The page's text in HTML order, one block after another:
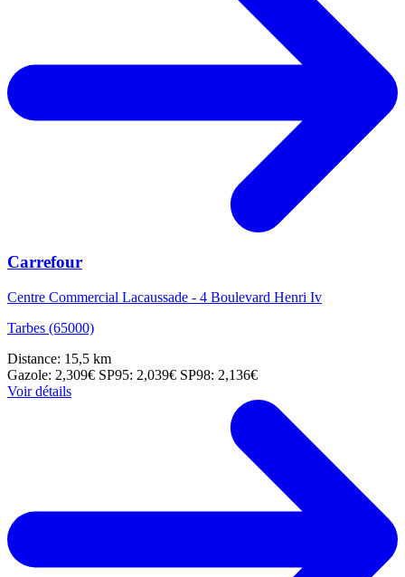
Carrefour
Centre Commercial Lacaussade - 4 Boulevard Henri Iv
Tarbes (65000)
Distance: 15,5 km
Gazole: 2,309€ SP95: 2,039€ SP98: 2,136€
Voir détails